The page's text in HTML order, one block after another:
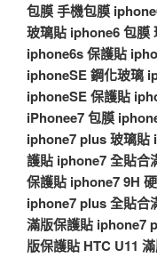
包膜手機包膜
玻璃貼 iphone6 包膜
iphone6s 保護貼
iphoneSE 鋼化玻璃
iphoneSE 保護貼
iPhonee7 包膜
iphone7 plus 玻璃貼
護貼 iphone7 全貼合
保護貼 iphone7 9H
iphone7 plus 全貼合
滿版保護貼 iphone7
版保護貼 HTC U11